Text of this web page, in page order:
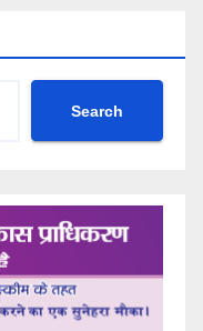
Search